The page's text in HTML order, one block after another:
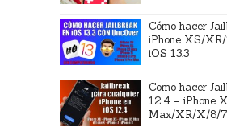
Cómo hacer
iPhone XS/XR/
iOS 13.3
Como hacer
12.4 – iPhone
Max/XR/X/8/